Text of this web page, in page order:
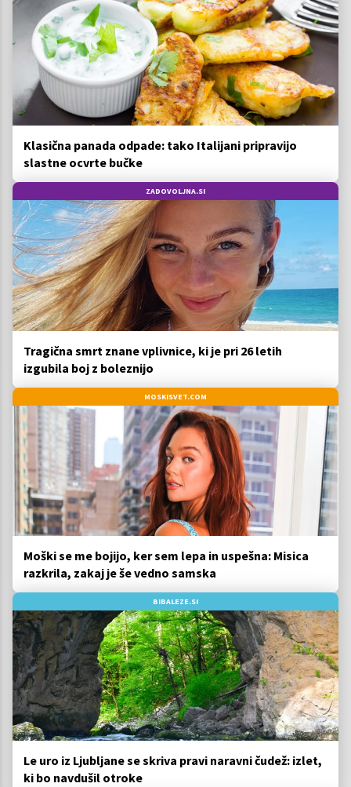
Klasična panada odpade: tako Italijani pripravijo
slastne ocvrte bučke
ZADOVOLJNA.SI
Tragična smrt znane vplivnice, ki je pri 26 letih
izgubila boj z boleznijo
MOSKISVET.COM
Moški se me bojijo, ker sem lepa in uspešna: Misica
razkrila, zakaj je še vedno samska
BIBALEZE.SI
Le uro iz Ljubljane se skriva pravi naravni čudež: izlet,
ki bo navdušil otroke